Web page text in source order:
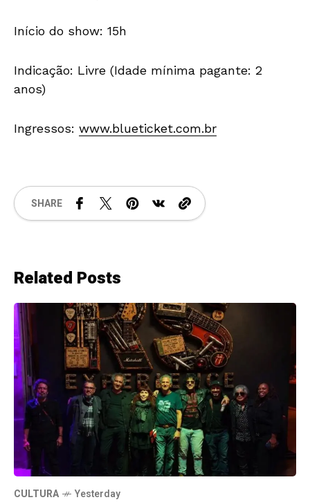
Início do show: 15h
Indicação: Livre (Idade mínima pagante: 2
anos)
Ingressos: www.blueticket.com.br
SHARE
Related Posts
CULTURA Yesterday